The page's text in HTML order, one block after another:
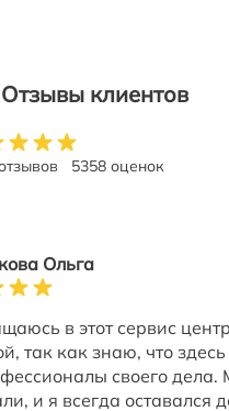
Отзывы клиентов
5358 оценок
Ольга
в этот сервис
так как знаю, что здесь
своего дела.
и я всегда оставался